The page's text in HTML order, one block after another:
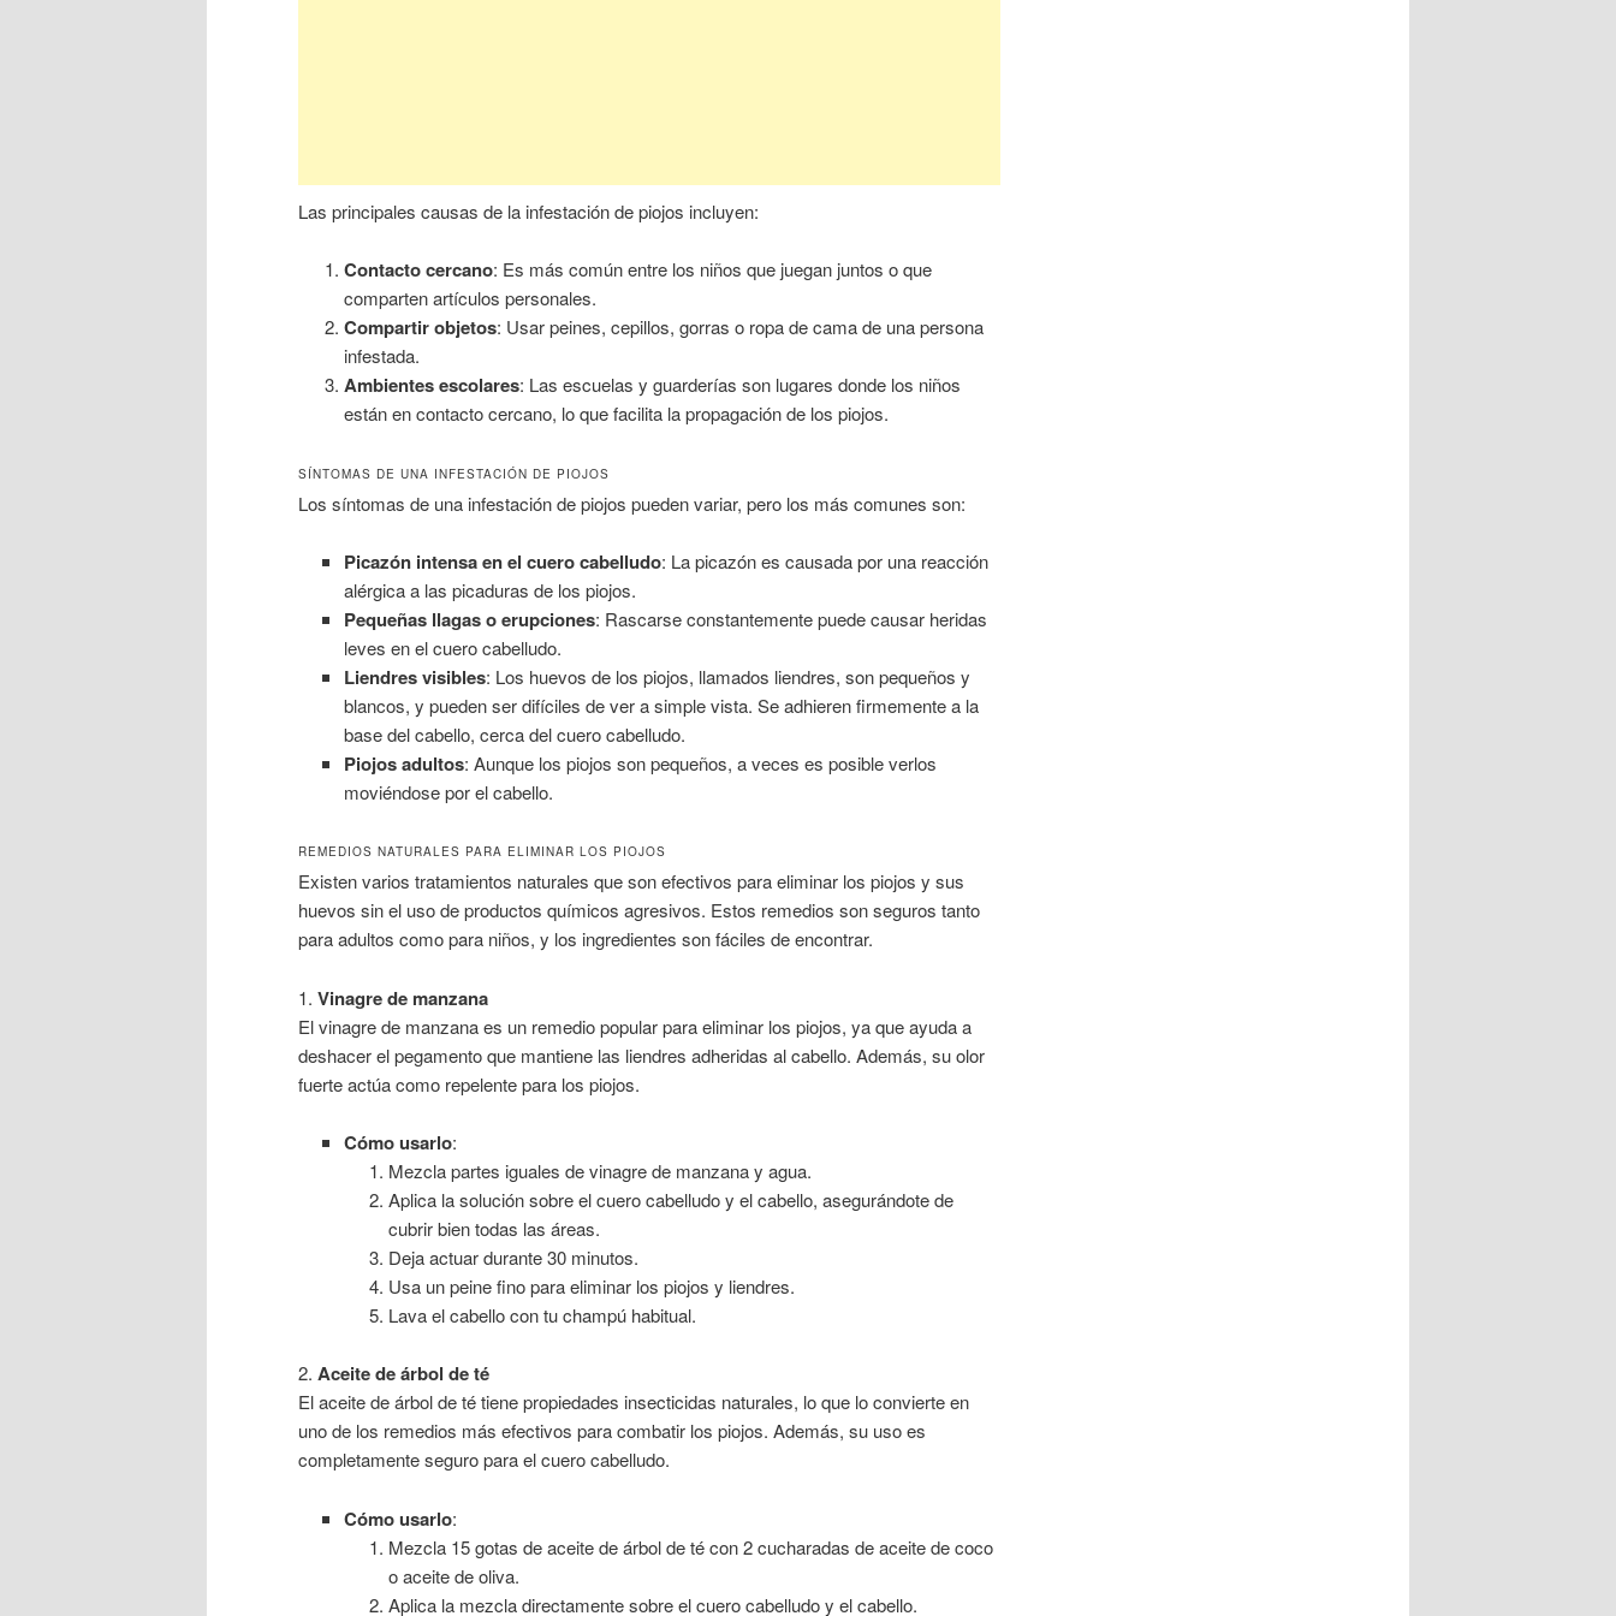
Las principales causas de la infestación de piojos incluyen:
Contacto cercano: Es más común entre los niños que juegan juntos o que
comparten artículos personales.
Compartir objetos: Usar peines, cepillos, gorras o ropa de cama de una persona
infestada.
Ambientes escolares: Las escuelas y guarderías son lugares donde los niños
están en contacto cercano, lo que facilita la propagación de los piojos.
SÍNTOMAS DE UNA INFESTACIÓN DE PIOJOS
Los síntomas de una infestación de piojos pueden variar, pero los más comunes son:
Picazón intensa en el cuero cabelludo: La picazón es causada por una reacción
alérgica a las picaduras de los piojos.
Pequeñas llagas o erupciones: Rascarse constantemente puede causar heridas
leves en el cuero cabelludo.
Liendres visibles: Los huevos de los piojos, llamados liendres, son pequeños y
blancos, y pueden ser difíciles de ver a simple vista. Se adhieren firmemente a la
base del cabello, cerca del cuero cabelludo.
Piojos adultos: Aunque los piojos son pequeños, a veces es posible verlos
moviéndose por el cabello.
REMEDIOS NATURALES PARA ELIMINAR LOS PIOJOS
Existen varios tratamientos naturales que son efectivos para eliminar los piojos y sus
huevos sin el uso de productos químicos agresivos. Estos remedios son seguros tanto
para adultos como para niños, y los ingredientes son fáciles de encontrar.
1. Vinagre de manzana
El vinagre de manzana es un remedio popular para eliminar los piojos, ya que ayuda a
deshacer el pegamento que mantiene las liendres adheridas al cabello. Además, su olor
fuerte actúa como repelente para los piojos.
Cómo usarlo:
Mezcla partes iguales de vinagre de manzana y agua.
Aplica la solución sobre el cuero cabelludo y el cabello, asegurándote de
cubrir bien todas las áreas.
Deja actuar durante 30 minutos.
Usa un peine fino para eliminar los piojos y liendres.
Lava el cabello con tu champú habitual.
2. Aceite de árbol de té
El aceite de árbol de té tiene propiedades insecticidas naturales, lo que lo convierte en
uno de los remedios más efectivos para combatir los piojos. Además, su uso es
completamente seguro para el cuero cabelludo.
Cómo usarlo:
Mezcla 15 gotas de aceite de árbol de té con 2 cucharadas de aceite de coco
o aceite de oliva.
Aplica la mezcla directamente sobre el cuero cabelludo y el cabello.